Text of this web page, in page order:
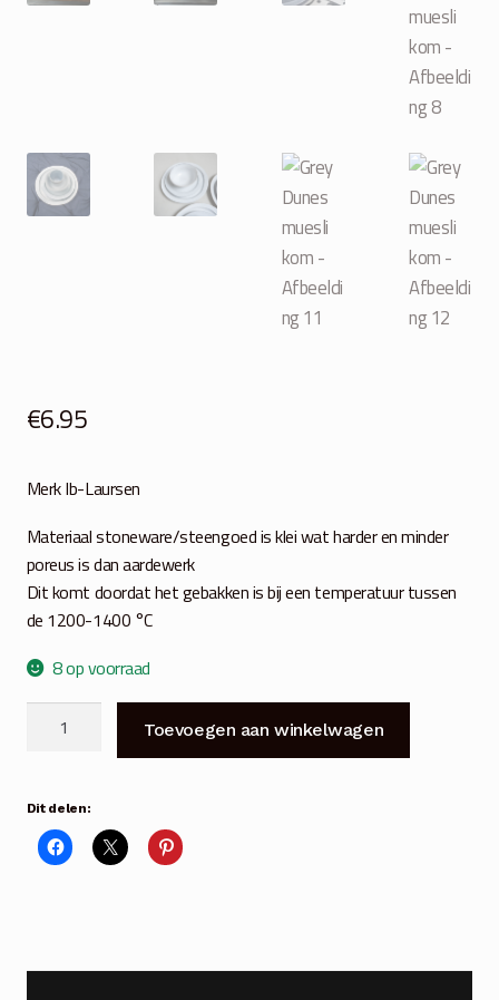
€6.95
Merk Ib-Laursen
Materiaal stoneware/steengoed is klei wat harder en minder
poreus is dan aardewerk
Dit komt doordat het gebakken is bij een temperatuur tussen
de 1200-1400 °C
8 op voorraad
Dunes
kom
aantal
Toevoegen aan winkelwagen
Dit delen: